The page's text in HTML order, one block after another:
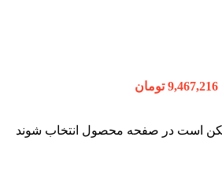
است در صفحه محصول انتخاب شوند